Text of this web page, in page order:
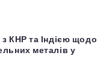
КНР та Індією щодо
металів у